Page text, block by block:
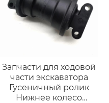
Запчасти для ходовой
части экскаватора
Гусеничный ролик
Нижнее колесо